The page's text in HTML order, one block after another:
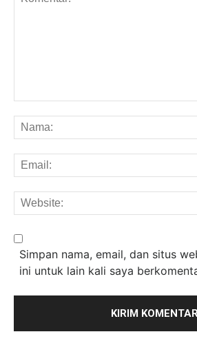
Simpan nama, email, dan situs
ini untuk lain kali saya